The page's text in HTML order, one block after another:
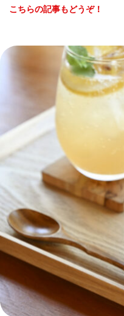
こちらの記事もどうぞ！